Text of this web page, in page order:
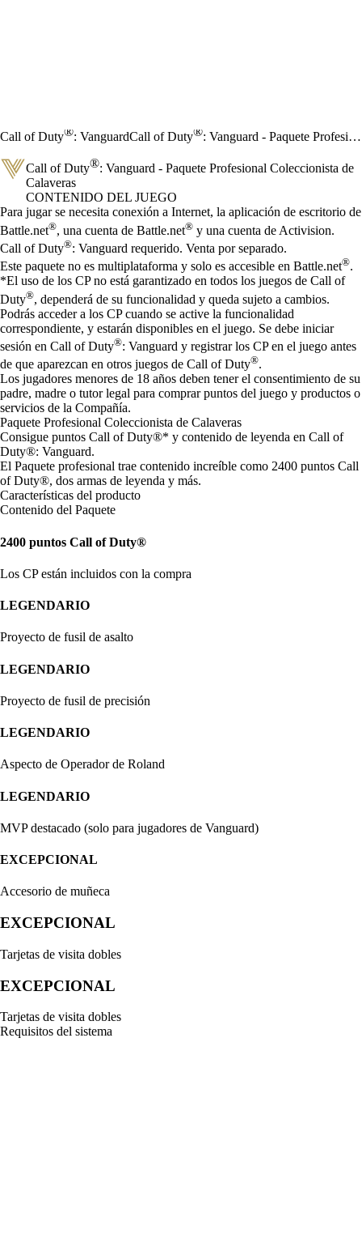
Call of Duty®: VanguardCall of Duty®: Vanguard - Paquete Profesional Coleccionista de Calaveras
Call of Duty®: Vanguard - Paquete Profesional Coleccionista de
Calaveras
CONTENIDO DEL JUEGO
Precio
Available actions
Para jugar se necesita conexión a Internet, la aplicación de escritorio de
Battle.net®, una cuenta de Battle.net® y una cuenta de Activision.
Call of Duty®: Vanguard requerido. Venta por separado.
Este paquete no es multiplataforma y solo es accesible en Battle.net®.
*El uso de los CP no está garantizado en todos los juegos de Call of
Duty®, dependerá de su funcionalidad y queda sujeto a cambios.
Podrás acceder a los CP cuando se active la funcionalidad
correspondiente, y estarán disponibles en el juego. Se debe iniciar
sesión en Call of Duty®: Vanguard y registrar los CP en el juego antes
de que aparezcan en otros juegos de Call of Duty®.
Los jugadores menores de 18 años deben tener el consentimiento de su
padre, madre o tutor legal para comprar puntos del juego y productos o
servicios de la Compañía.
Paquete Profesional Coleccionista de Calaveras
Consigue puntos Call of Duty®* y contenido de leyenda en Call of
Duty®: Vanguard.
El Paquete profesional trae contenido increíble como 2400 puntos Call
of Duty®, dos armas de leyenda y más.
Características del producto
Contenido del Paquete
2400 puntos Call of Duty®
Los CP están incluidos con la compra
LEGENDARIO
Proyecto de fusil de asalto
LEGENDARIO
Proyecto de fusil de precisión
LEGENDARIO
Aspecto de Operador de Roland
LEGENDARIO
MVP destacado (solo para jugadores de Vanguard)
EXCEPCIONAL
Accesorio de muñeca
EXCEPCIONAL
Tarjetas de visita dobles
EXCEPCIONAL
Tarjetas de visita dobles
Requisitos del sistema